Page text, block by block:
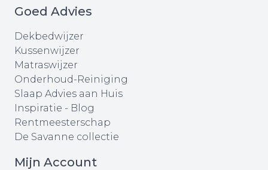
Goed Advies
Dekbedwijzer
Kussenwijzer
Matraswijzer
Onderhoud-Reiniging
Slaap Advies aan Huis
Inspiratie - Blog
Rentmeesterschap
De Savanne collectie
Mijn Account